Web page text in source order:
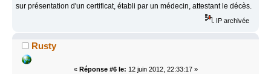
sur présentation d'un certificat, établi par un médecin, attestant le décès.
IP archivée
Rusty
« Réponse #6 le: 12 juin 2012, 22:33:17 »